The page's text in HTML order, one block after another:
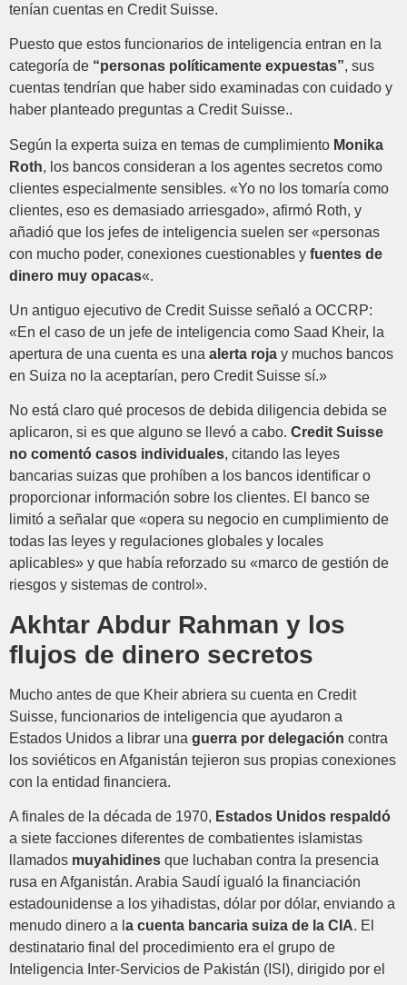
tenían cuentas en Credit Suisse.
Puesto que estos funcionarios de inteligencia entran en la
categoría de “personas políticamente expuestas”, sus
cuentas tendrían que haber sido examinadas con cuidado y
haber planteado preguntas a Credit Suisse..
Según la experta suiza en temas de cumplimiento Monika
Roth, los bancos consideran a los agentes secretos como
clientes especialmente sensibles. «Yo no los tomaría como
clientes, eso es demasiado arriesgado», afirmó Roth, y
añadió que los jefes de inteligencia suelen ser «personas
con mucho poder, conexiones cuestionables y fuentes de
dinero muy opacas«.
Un antiguo ejecutivo de Credit Suisse señaló a OCCRP:
«En el caso de un jefe de inteligencia como Saad Kheir, la
apertura de una cuenta es una alerta roja y muchos bancos
en Suiza no la aceptarían, pero Credit Suisse sí.»
No está claro qué procesos de debida diligencia debida se
aplicaron, si es que alguno se llevó a cabo. Credit Suisse
no comentó casos individuales, citando las leyes
bancarias suizas que prohíben a los bancos identificar o
proporcionar información sobre los clientes. El banco se
limitó a señalar que «opera su negocio en cumplimiento de
todas las leyes y regulaciones globales y locales
aplicables» y que había reforzado su «marco de gestión de
riesgos y sistemas de control».
Akhtar Abdur Rahman y los
flujos de dinero secretos
Mucho antes de que Kheir abriera su cuenta en Credit
Suisse, funcionarios de inteligencia que ayudaron a
Estados Unidos a librar una guerra por delegación contra
los soviéticos en Afganistán tejieron sus propias conexiones
con la entidad financiera.
A finales de la década de 1970, Estados Unidos respaldó
a siete facciones diferentes de combatientes islamistas
llamados muyahidines que luchaban contra la presencia
rusa en Afganistán. Arabia Saudí igualó la financiación
estadounidense a los yihadistas, dólar por dólar, enviando a
menudo dinero a l a cuenta bancaria suiza de la CIA. El
destinatario final del procedimiento era el grupo de
Inteligencia Inter-Servicios de Pakistán (ISI), dirigido por el